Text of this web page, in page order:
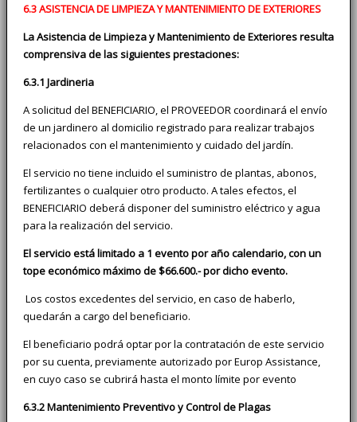
6.3 ASISTENCIA DE LIMPIEZA Y MANTENIMIENTO DE EXTERIORES
La Asistencia de Limpieza y Mantenimiento de Exteriores resulta
comprensiva de las siguientes prestaciones:
6.3.1 Jardineria
A solicitud del BENEFICIARIO, el PROVEEDOR coordinará el envío
de un jardinero al domicilio registrado para realizar trabajos
relacionados con el mantenimiento y cuidado del jardín.
El servicio no tiene incluido el suministro de plantas, abonos,
fertilizantes o cualquier otro producto. A tales efectos, el
BENEFICIARIO deberá disponer del suministro eléctrico y agua
para la realización del servicio.
El servicio está limitado a 1 evento por año calendario, con un
tope económico máximo de $66.600.- por dicho evento.
Los costos excedentes del servicio, en caso de haberlo,
quedarán a cargo del beneficiario.
El beneficiario podrá optar por la contratación de este servicio
por su cuenta, previamente autorizado por Europ Assistance,
en cuyo caso se cubrirá hasta el monto límite por evento
6.3.2 Mantenimiento Preventivo y Control de Plagas